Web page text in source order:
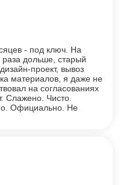
- под ключ. На
дольше, старый
проект, вывоз
материалов, я даже не
на согласованиях
Слажено. Чисто.
Официально. Не